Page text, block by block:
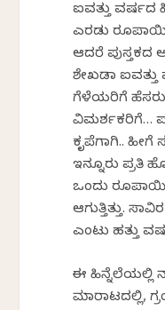
ಐವತ್ತು
ಎರಡು ರೂಪಾಯಿ
ಆದರೆ
ಶೇಖಡಾ ಐವತ್ತು
ಗೆಳೆಯರಿಗೆ
ವಿಮರ್ಶಕರಿಗೆ…
ಕೃಪೆಗಾಗಿ.. ಹೀಗೆ
ಇನ್ನೂರು ಪ್ರತಿ
ಒಂದು
ಆಗುತ್ತಿತ್ತು.
ಎಂಟು ಹತ್ತು
ಈ ಹಿನ್ನೆಲೆಯಲ್ಲಿ
ಮಾರಾಟದಲ್ಲಿ,